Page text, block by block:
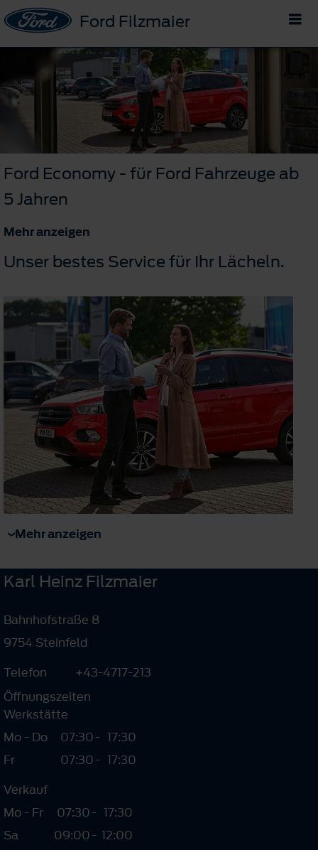
Ford Filzmaier
Ford Economy - für Ford Fahrzeuge ab
5 Jahren
Mehr anzeigen
Unser bestes Service für Ihr Lächeln.
Mehr anzeigen
Karl Heinz Filzmaier
Bahnhofstraße 8
9754 Steinfeld
Telefon
+43-4717-213
Öffnungszeiten
Werkstätte
Mo - Do
07:30- 17:30
Fr
07:30- 17:30
Verkauf
Mo - Fr
07:30- 17:30
Sa
09:00- 12:00